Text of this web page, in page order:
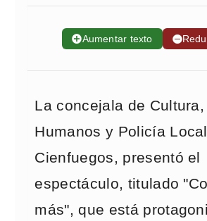
➕Aumentar texto ➖
La concejala de
Humanos y Policía
Cienfuegos, presentó el
espectáculo, titulado
más", que está